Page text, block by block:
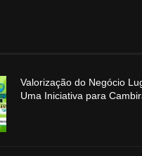
Valorização do Negócio
Uma Iniciativa para